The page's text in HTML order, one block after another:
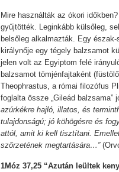
Mire használták az ókori
gyűjtötték. Leginkább külsőleg,
belsőleg alkalmazták. Egy
királynője egy tégely balzsamot
jelen volt az Egyiptom felé
balzsamot tömjénfajtaként
Theophrastus, a római filozófus
foglalta össze „Gileád balzsama”
azúrkékre hajló, illatos, és
tulajdonságú; jó köhögésre és
attól, amit ki kell tisztítani.
szőrzetének megtartására…”
1Móz 37,25 “Azután leültek